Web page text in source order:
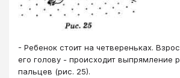
- Ребенок стоит на четвереньках.
его голову - происходит выпрямление
пальцев (рис. 25).